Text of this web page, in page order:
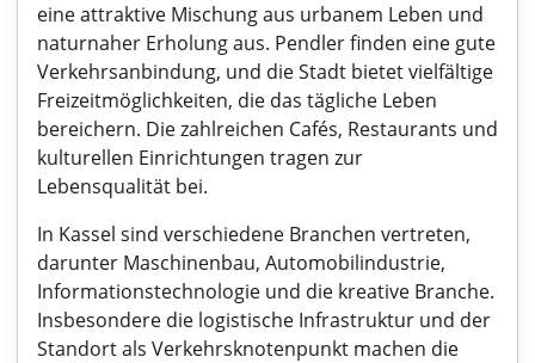
eine attraktive Mischung aus urbanem Leben und
naturnaher Erholung aus. Pendler finden eine gute
Verkehrsanbindung, und die Stadt bietet vielfältige
Freizeitmöglichkeiten, die das tägliche Leben
bereichern. Die zahlreichen Cafés, Restaurants und
kulturellen Einrichtungen tragen zur
Lebensqualität bei.
In Kassel sind verschiedene Branchen vertreten,
darunter Maschinenbau, Automobilindustrie,
Informationstechnologie und die kreative Branche.
Insbesondere die logistische Infrastruktur und der
Standort als Verkehrsknotenpunkt machen die